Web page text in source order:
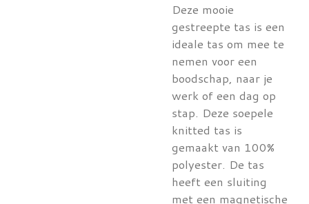
Deze mooie
gestreepte tas is een
ideale tas om mee te
nemen voor een
boodschap, naar je
werk of een dag op
stap. Deze soepele
knitted tas is
gemaakt van 100%
polyester. De tas
heeft een sluiting
met een magnetische